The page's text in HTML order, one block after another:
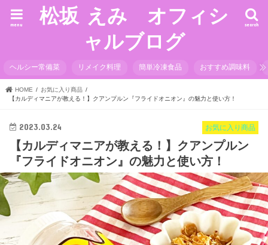
松坂 えみ オフィシ
ャルブログ
search
menu
ヘルシー常備菜 リメイク料理 簡単冷凍食品 おすすめ調味料
HOME
お気に入り商品
【カルディマニアが教える！】クアンプルン『フライドオニオン』の魅力と使い方！
お気に入り商品
2023.03.24
【カルディマニアが教える！】クアンプルン
『フライドオニオン』の魅力と使い方！